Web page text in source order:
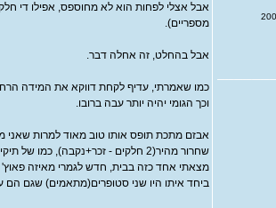
אבל אצלי לפחות הוא לא מחוספס, אפילו די
מספריים).
אבל בהחלט, זה אחלה דבר.
כמו שאמרתי, עדיף לקחת דווקא את המידה הרחבה
וכך הגומי יהיה יותר עבה ברובו.
אבזם מתכת תופס אותו טוב מאוד למרות
שחרור מהיר(2 חלקים - זכר+נקבה), כמו של תיקים.
מצאתי אחד כזה בבית, חדש לגמרי מאיזה
ביחד איתו היו שני סטופרים(מתאמים) שגם הם